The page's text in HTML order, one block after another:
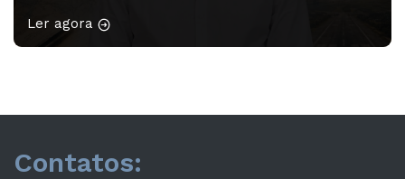
edição”, ministrado pela professora Drª Franciele Rodrigues
Ler agora
Contatos: